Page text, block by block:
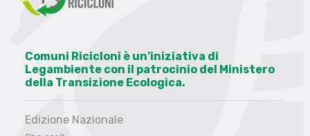
Comuni Ricicloni è un’iniziativa di
Legambiente con il patrocinio del Ministero
della Transizione Ecologica.
Edizione Nazionale